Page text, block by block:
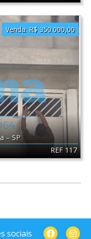
REF 117
–SP
Venda: R$ 350.000,00
sociais